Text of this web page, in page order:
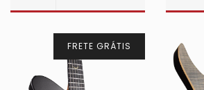
FRETE GRÁTIS